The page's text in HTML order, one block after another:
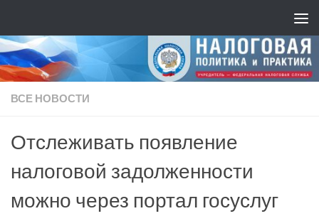
ВСЕ НОВОСТИ
Отслеживать появление
налоговой задолженности
можно через портал госуслуг